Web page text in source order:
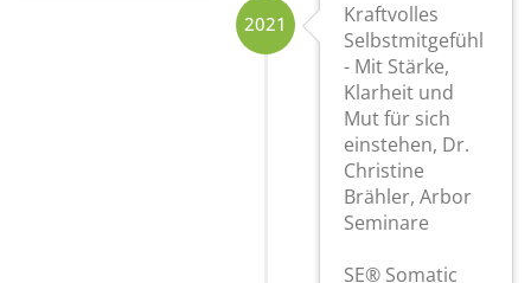
2021
Kraftvolles
Selbstmitgefühl
- Mit Stärke,
Klarheit und
Mut für sich
einstehen, Dr.
Christine
Brähler, Arbor
Seminare
SE® Somatic